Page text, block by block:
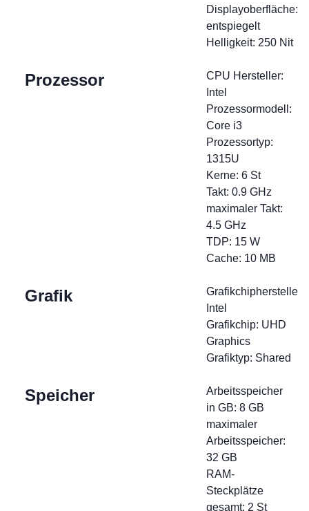
Displayoberfläche:
entspiegelt
Helligkeit: 250 Nit
Prozessor
CPU Hersteller:
Intel
Prozessormodell:
Core i3
Prozessortyp:
1315U
Kerne: 6 St
Takt: 0.9 GHz
maximaler Takt:
4.5 GHz
TDP: 15 W
Cache: 10 MB
Grafik
Grafikchiphersteller:
Intel
Grafikchip: UHD
Graphics
Grafiktyp: Shared
Speicher
Arbeitsspeicher
in GB: 8 GB
maximaler
Arbeitsspeicher:
32 GB
RAM-
Steckplätze
gesamt: 2 St